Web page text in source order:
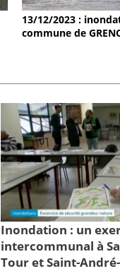
13/12/2023 :
commune de
Inondation : un
intercommunal à
Tour et Saint-